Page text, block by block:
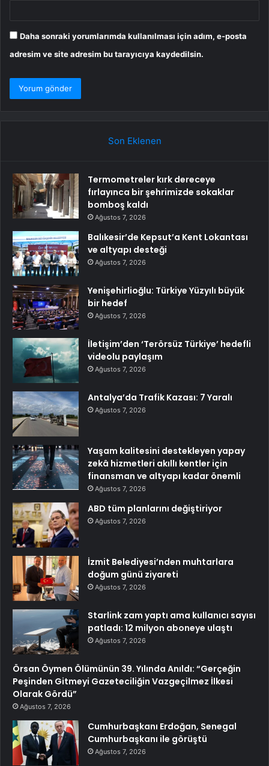
Daha sonraki yorumlarımda kullanılması için adım, e-posta
adresim ve site adresim bu tarayıcıya kaydedilsin.
Son Eklenen
Termometreler kırk dereceye
fırlayınca bir şehrimizde sokaklar
bomboş kaldı
Ağustos 7, 2026
Balıkesir’de Kepsut’a Kent Lokantası
ve altyapı desteği
Ağustos 7, 2026
Yenişehirlioğlu: Türkiye Yüzyılı büyük
bir hedef
Ağustos 7, 2026
İletişim’den ‘Terörsüz Türkiye’ hedefli
videolu paylaşım
Ağustos 7, 2026
Antalya’da Trafik Kazası: 7 Yaralı
Ağustos 7, 2026
Yaşam kalitesini destekleyen yapay
zekâ hizmetleri akıllı kentler için
finansman ve altyapı kadar önemli
Ağustos 7, 2026
ABD tüm planlarını değiştiriyor
Ağustos 7, 2026
İzmit Belediyesi’nden muhtarlara
doğum günü ziyareti
Ağustos 7, 2026
Starlink zam yaptı ama kullanıcı sayısı
patladı: 12 milyon aboneye ulaştı
Ağustos 7, 2026
Örsan Öymen Ölümünün 39. Yılında Anıldı: “Gerçeğin
Peşinden Gitmeyi Gazeteciliğin Vazgeçilmez İlkesi
Olarak Gördü”
Ağustos 7, 2026
Cumhurbaşkanı Erdoğan, Senegal
Cumhurbaşkanı ile görüştü
Ağustos 7, 2026